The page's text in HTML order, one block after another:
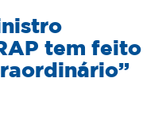
tem feito